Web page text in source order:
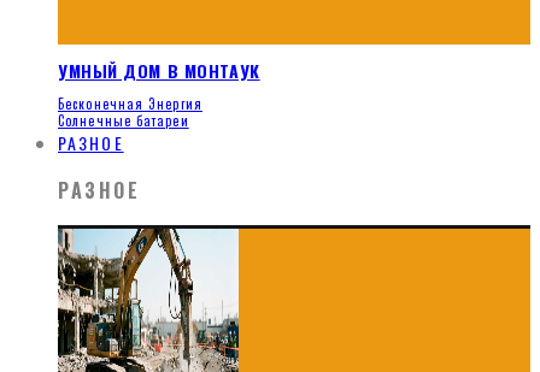
УМНЫЙ ДОМ В МОНТАУК
Бесконечная Энергия
Солнечные батареи
РАЗНОЕ
РАЗНОЕ